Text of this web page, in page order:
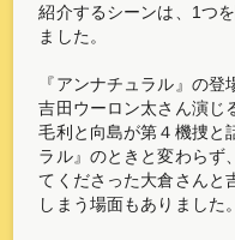
紹介するシーンは、1つ
ました。
『アンナチュラル』の
吉田ウーロン太さん演じ
毛利と向島が第４機捜と
ラル』のときと変わらず
てくださった大倉さんと
しまう場面もありました。